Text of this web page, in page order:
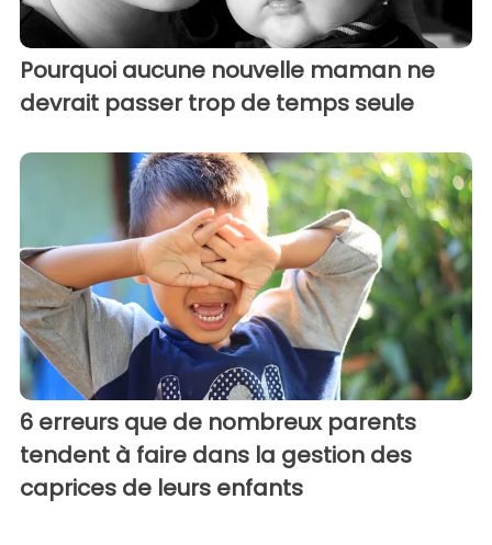
Pourquoi aucune nouvelle maman ne
devrait passer trop de temps seule
6 erreurs que de nombreux parents
tendent à faire dans la gestion des
caprices de leurs enfants